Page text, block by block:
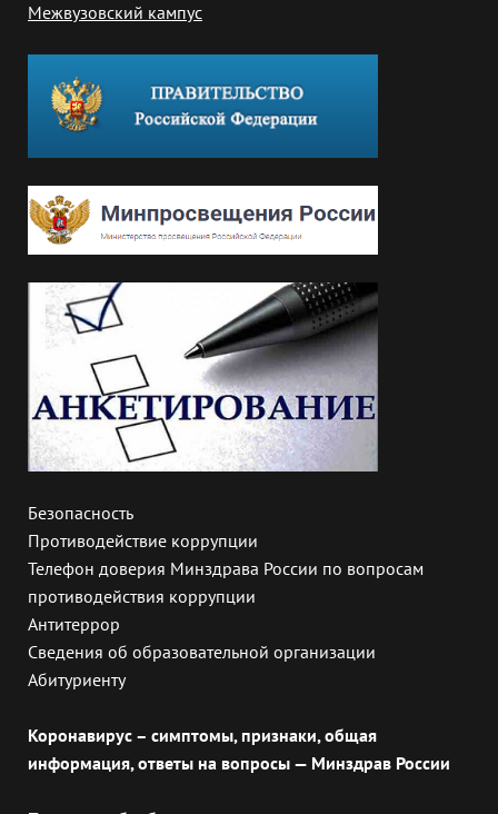
Межвузовский кампус
Безопасность
Противодействие коррупции
Телефон доверия Минздрава России по вопросам
противодействия коррупции
Антитеррор
Сведения об образовательной организации
Абитуриенту
Коронавирус – симптомы, признаки, общая
информация, ответы на вопросы — Минздрав России